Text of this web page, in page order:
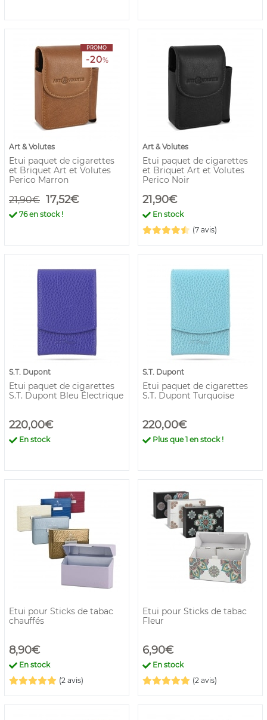
PROMO
-20%
Art & Volutes
Etui paquet de cigarettes
et Briquet Art et Volutes
Perico Marron
21,90€ 17,52€
76en stock !
Art & Volutes
Etui paquet de cigarettes
et Briquet Art et Volutes
Perico Noir
21,90€
En stock
(7 avis)
S.T. Dupont
Etui paquet de cigarettes
S.T. Dupont Bleu Électrique
220,00€
En stock
S.T. Dupont
Etui paquet de cigarettes
S.T. Dupont Turquoise
220,00€
Plus que1 en stock !
Etui pour Sticks de tabac
chauffés
8,90€
En stock
(2 avis)
Etui pour Sticks de tabac
Fleur
6,90€
En stock
(2 avis)